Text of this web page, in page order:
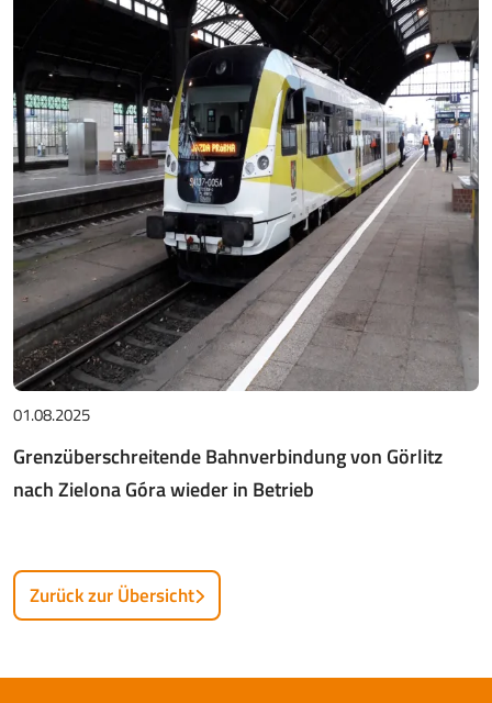
01.08.2025
Grenzüberschreitende Bahnverbindung von Görlitz
nach Zielona Góra wieder in Betrieb
Zurück zur Übersicht